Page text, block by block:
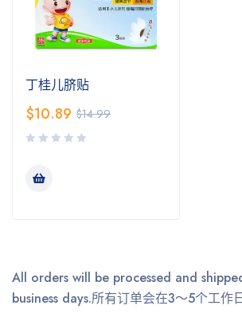
丁桂儿脐贴
$14.99
$10.89
All orders will be processed and
business days.所有订单会在3～5个工作